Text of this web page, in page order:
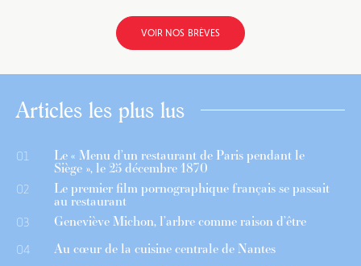
VOIR NOS BRÈVES
Articles les plus lus
01 Le « Menu d’un restaurant de Paris pendant le
Siège », le 25 décembre 1870
02 Le premier film pornographique français se passait
au restaurant
03 Geneviève Michon, l’arbre comme raison d’être
04 Au cœur de la cuisine centrale de Nantes